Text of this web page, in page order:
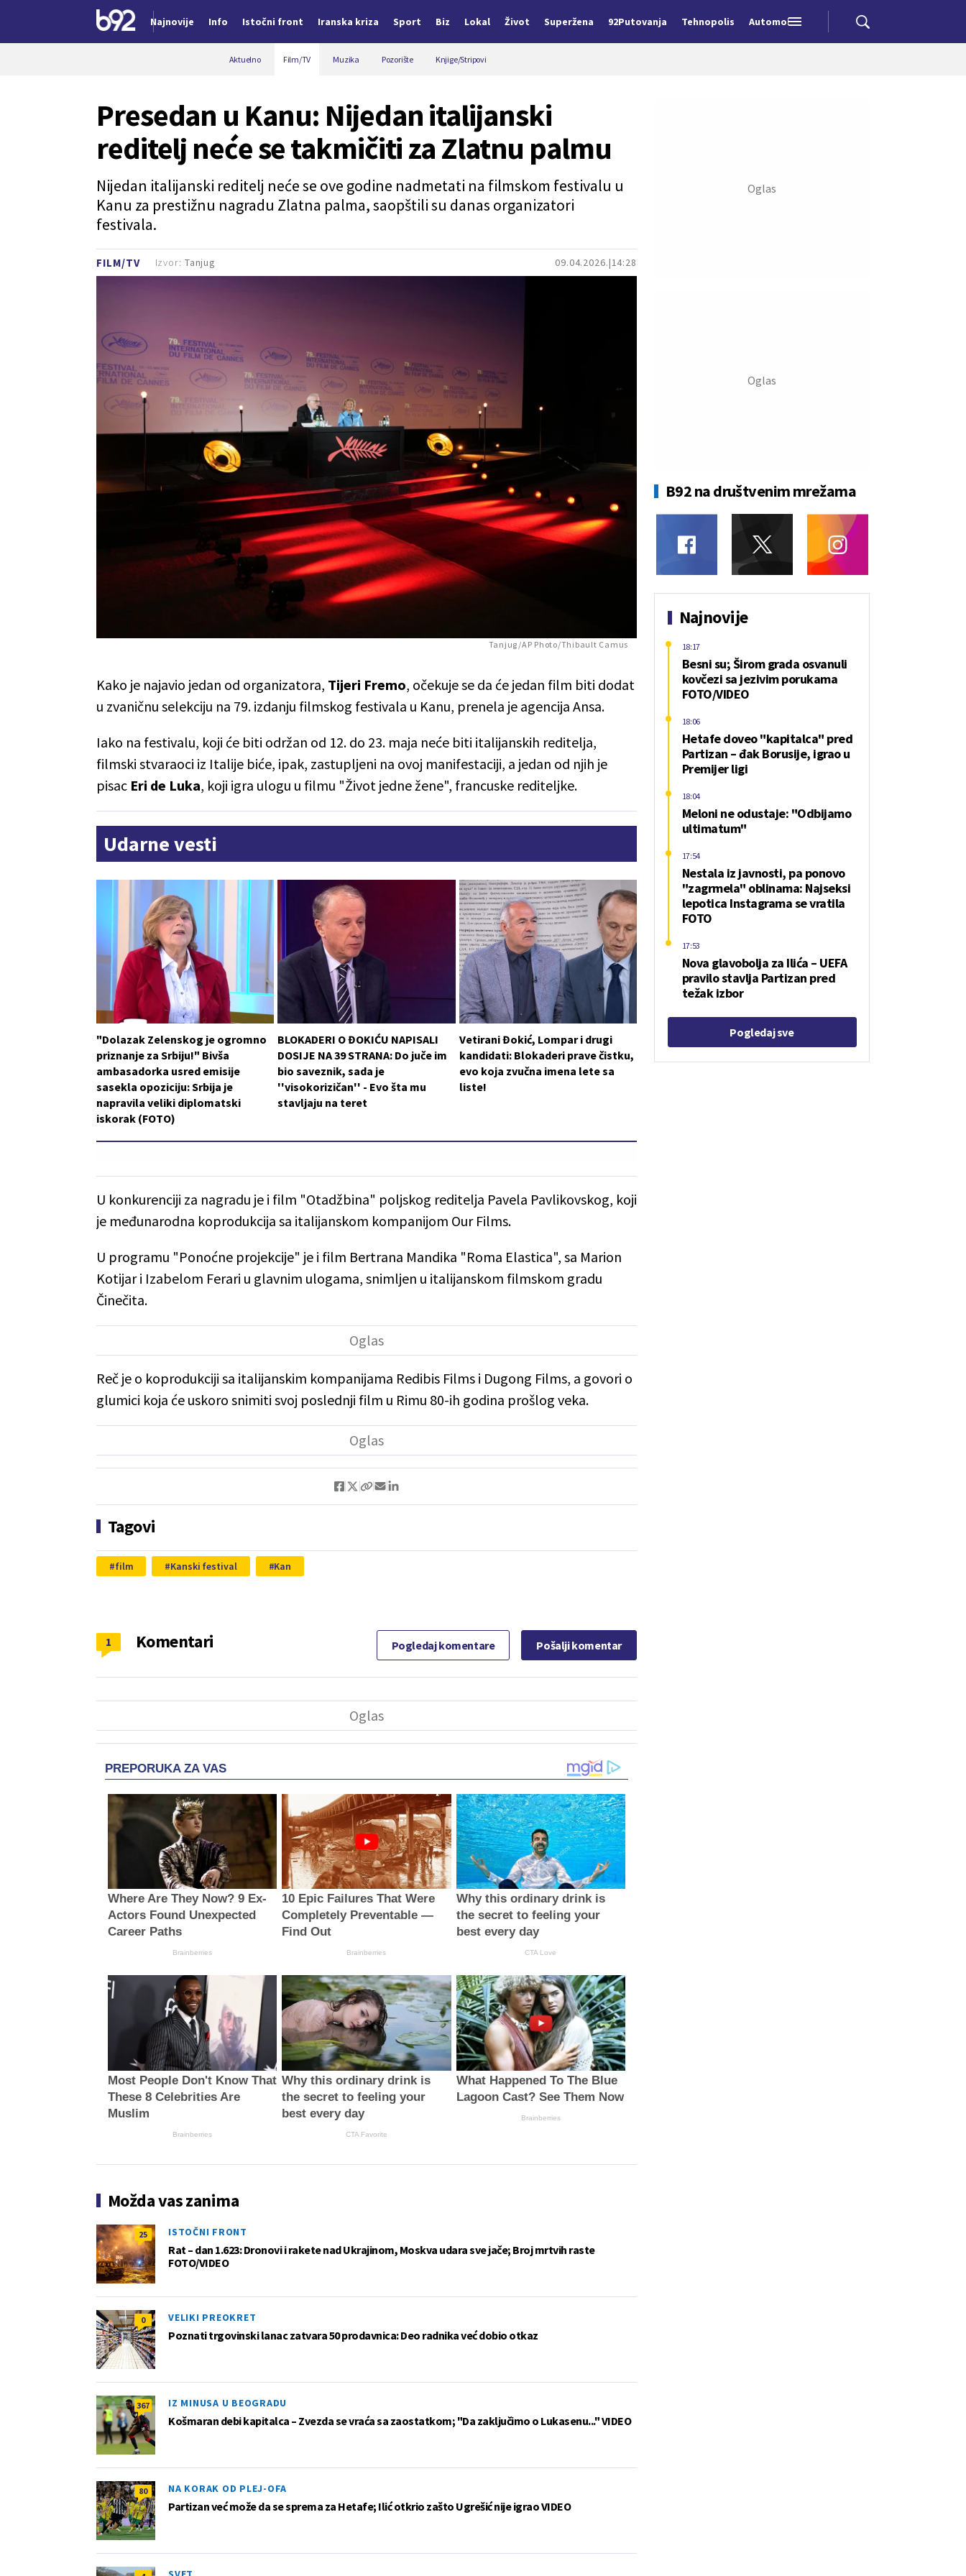
Najnovije Info Istočni front Iranska kriza Sport Biz Lokal Život Superžena 92Putovanja Tehnopolis Automobili
Aktuelno Film/TV Muzika Pozorište Knjige/Stripovi
FILM/TV 09.04.2026. 14:28
Presedan u Kanu: Nijedan italijanski
reditelj neće se takmičiti za Zlatnu palmu
Nijedan italijanski reditelj neće se ove godine nadmetati na filmskom festivalu u
Kanu za prestižnu nagradu Zlatna palma, saopštili su danas organizatori
festivala.
Izvor: Tanjug
Tanjug/AP Photo/Thibault Camus
Kako je najavio jedan od organizatora, Tijeri Fremo, očekuje se da će jedan film biti dodat
u zvaničnu selekciju na 79. izdanju filmskog festivala u Kanu, prenela je agencija Ansa.
Iako na festivalu, koji će biti održan od 12. do 23. maja neće biti italijanskih reditelja,
filmski stvaraoci iz Italije biće, ipak, zastupljeni na ovoj manifestaciji, a jedan od njih je
pisac Eri de Luka, koji igra ulogu u filmu "Život jedne žene", francuske rediteljke.
Udarne vesti
"Dolazak Zelenskog je ogromno
priznanje za Srbiju!" Bivša
ambasadorka usred emisije
sasekla opoziciju: Srbija je
napravila veliki diplomatski
iskorak (FOTO)
BLOKADERI O ĐOKIĆU NAPISALI
DOSIJE NA 39 STRANA: Do juče im
bio saveznik, sada je
''visokorizičan'' - Evo šta mu
stavljaju na teret
Vetirani Đokić, Lompar i drugi
kandidati: Blokaderi prave čistku,
evo koja zvučna imena lete sa
liste!
U konkurenciji za nagradu je i film "Otadžbina" poljskog reditelja Pavela Pavlikovskog, koji
je međunarodna koprodukcija sa italijanskom kompanijom Our Films.
U programu "Ponoćne projekcije" je i film Bertrana Mandika "Roma Elastica", sa Marion
Kotijar i Izabelom Ferari u glavnim ulogama, snimljen u italijanskom filmskom gradu
Činečita.
Reč je o koprodukciji sa italijanskim kompanijama Redibis Films i Dugong Films, a govori o
glumici koja će uskoro snimiti svoj poslednji film u Rimu 80-ih godina prošlog veka.
Tagovi
film Kanski festival Kan
Komentari
1 Pogledaj komentare Pošalji komentar
PREPORUKA ZA VAS
Where Are They Now? 9 Ex-
Actors Found Unexpected
Career Paths
Brainberries
10 Epic Failures That Were
Completely Preventable —
Find Out
Brainberries
Why this ordinary drink is
the secret to feeling your
best every day
CTA Love
Most People Don't Know That
These 8 Celebrities Are
Muslim
Brainberries
Why this ordinary drink is
the secret to feeling your
best every day
CTA Favorite
What Happened To The Blue
Lagoon Cast? See Them Now
Brainberries
Možda vas zanima
25 ISTOČNI FRONT
Rat – dan 1.623: Dronovi i rakete nad Ukrajinom, Moskva udara sve jače; Broj mrtvih raste
FOTO/VIDEO
0 VELIKI PREOKRET
Poznati trgovinski lanac zatvara 50 prodavnica: Deo radnika već dobio otkaz
367 IZ MINUSA U BEOGRADU
Košmaran debi kapitalca – Zvezda se vraća sa zaostatkom; "Da zaključimo o Lukasenu..." VIDEO
80 NA KORAK OD PLEJ-OFA
Partizan već može da se sprema za Hetafe; Ilić otkrio zašto Ugrešić nije igrao VIDEO
B92 na društvenim mrežama
Najnovije
Besni su; Širom grada osvanuli
kovčezi sa jezivim porukama
FOTO/VIDEO
18:17
Hetafe doveo "kapitalca" pred
Partizan – đak Borusije, igrao u
Premijer ligi
18:06
Meloni ne odustaje: "Odbijamo
ultimatum"
18:04
Nestala iz javnosti, pa ponovo
"zagrmela" oblinama: Najseksi
lepotica Instagrama se vratila
FOTO
17:54
Nova glavobolja za Ilića – UEFA
pravilo stavlja Partizan pred
težak izbor
17:53
Pogledaj sve